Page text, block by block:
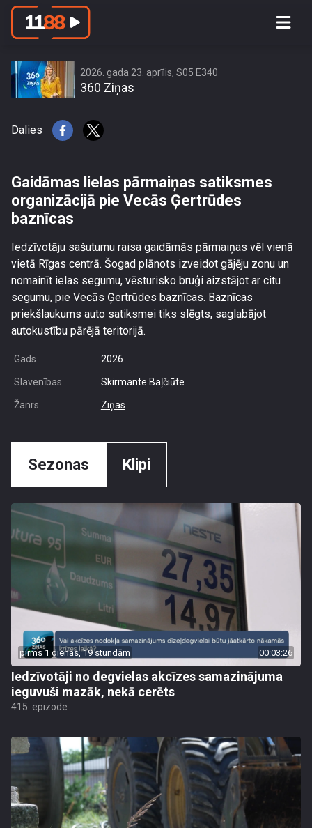
Gaidāmas lielas pārmaiņas satiksmes
2026. gada 23. aprīlis, S05 E340
360 Ziņas
Dalies
Gaidāmas lielas pārmaiņas satiksmes
organizācijā pie Vecās Ģertrūdes
baznīcas
Iedzīvotāju sašutumu raisa gaidāmās pārmaiņas vēl vienā
vietā Rīgas centrā. Šogad plānots izveidot gājēju zonu un
nomainīt ielas segumu, vēsturisko bruģi aizstājot ar citu
segumu, pie Vecās Ģertrūdes baznīcas. Baznīcas
priekšlaukums auto satiksmei tiks slēgts, saglabājot
autokustību pārējā teritorijā.
Gads 2026
Slavenības Skirmante Baļčiūte
Žanrs Ziņas
Sezonas Klipi
pirms 1 dienas, 19 stundām 00:03:26
Iedzīvotāji no degvielas akcīzes samazinājuma
ieguvuši mazāk, nekā cerēts
415. epizode